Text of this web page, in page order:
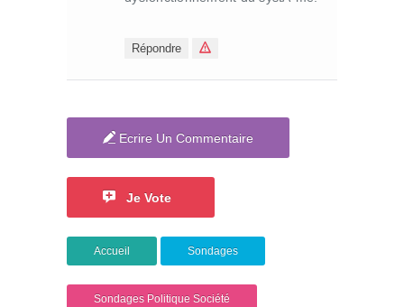
Répondre
Ecrire Un Commentaire
Je Vote
Accueil Sondages
Sondages Politique Société